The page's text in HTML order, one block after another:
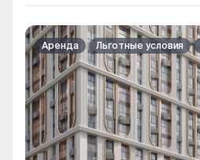
Аренда Льготные условия